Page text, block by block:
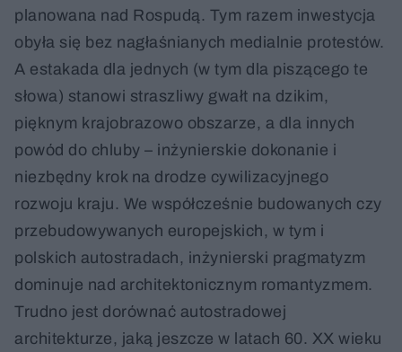
planowana nad Rospudą. Tym razem inwestycja
obyła się bez nagłaśnianych medialnie protestów.
A estakada dla jednych (w tym dla piszącego te
słowa) stanowi straszliwy gwałt na dzikim,
pięknym krajobrazowo obszarze, a dla innych
powód do chluby – inżynierskie dokonanie i
niezbędny krok na drodze cywilizacyjnego
rozwoju kraju. We współcześnie budowanych czy
przebudowywanych europejskich, w tym i
polskich autostradach, inżynierski pragmatyzm
dominuje nad architektonicznym romantyzmem.
Trudno jest dorównać autostradowej
architekturze, jaką jeszcze w latach 60. XX wieku